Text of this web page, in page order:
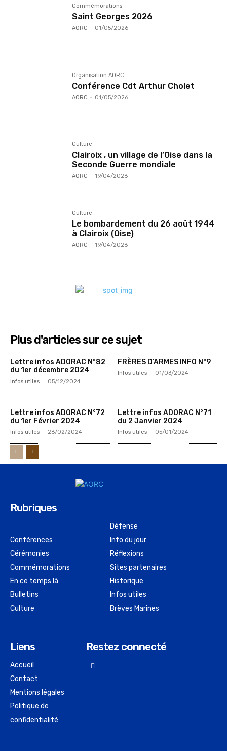
Commémorations
Saint Georges 2026
AORC - 01/05/2026
Organisation AORC
Conférence Cdt Arthur Cholet
AORC - 01/05/2026
Culture
Clairoix , un village de l’Oise dans la
Seconde Guerre mondiale
AORC - 19/04/2026
Culture
Le bombardement du 26 août 1944
à Clairoix (Oise)
AORC - 19/04/2026
Plus d'articles sur ce sujet
Lettre infos ADORAC N°82
du 1er décembre 2024
Infos utiles 05/12/2024
FRÈRES D’ARMES INFO N°9
Infos utiles 01/03/2024
Lettre infos ADORAC N°72
du 1er Février 2024
Infos utiles 26/02/2024
Lettre infos ADORAC N°71
du 2 Janvier 2024
Infos utiles 05/01/2024
Rubriques
Conférences
Cérémonies
Commémorations
En ce temps là
Bulletins
Culture
Défense
Info du jour
Réflexions
Sites partenaires
Historique
Infos utiles
Brèves Marines
Liens
Accueil
Contact
Mentions légales
Politique de
confidentialité
Restez connecté